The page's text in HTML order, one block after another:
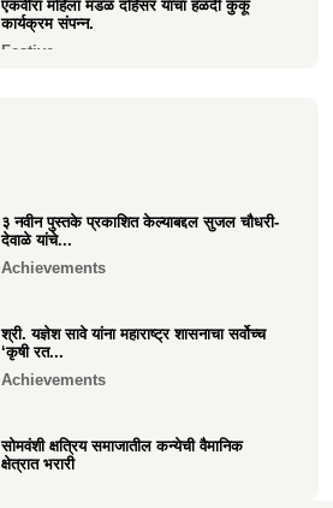
एकवीरा महिला मंडळ दहिसर यांचा हळदी कुंकू
कार्यक्रम संपन्न.
Festive
श्री. श्रीहास चुरी यांच्या आयईसीए फाउंडेशनच्या
पुरुष वृद्धाश...
Festive
३ नवीन पुस्तके प्रकाशित केल्याबद्दल सुजल चौधरी-
देवाळे यांचे...
Achievements
श्री. यज्ञेश सावे यांना महाराष्ट्र शासनाचा सर्वोच्च
‘कृषी रत...
Achievements
सोमवंशी क्षत्रिय समाजातील कन्येची वैमानिक
क्षेत्रात भरारी